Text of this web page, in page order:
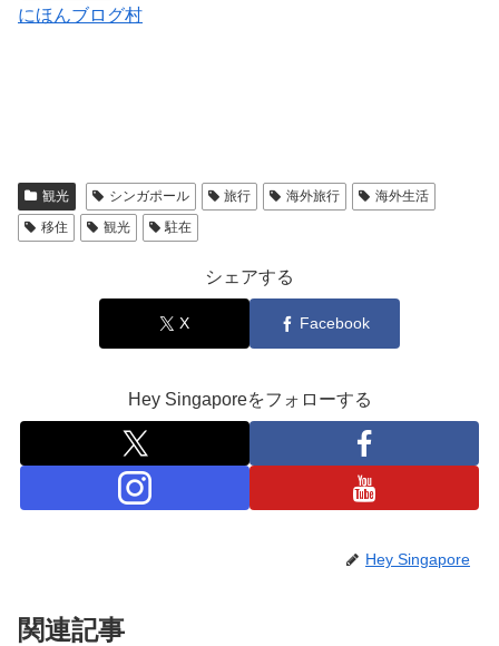
にほんブログ村
観光 シンガポール 旅行 海外旅行
海外生活
移住
観光 駐在
シェアする
X Facebook
Hey Singaporeをフォローする
Hey Singapore
関連記事